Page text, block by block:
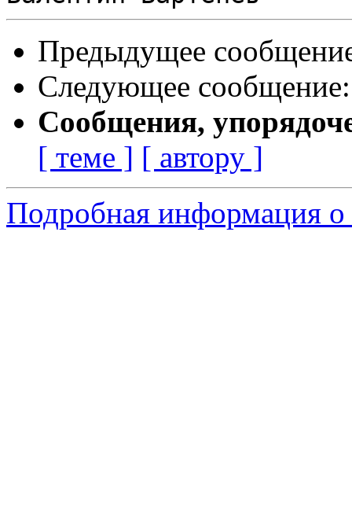
Предыдущее
Следующее
Сообщения,
[ теме ] [ автору ]
Подробная информация